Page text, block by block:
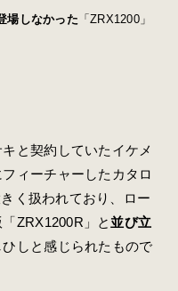
場しなかった 「ZRX1200」
と契約していたイケメ
ィーチャーしたカタロ
く扱われており、ロー
ZRX1200R」と 並び立
しと感じられたもので